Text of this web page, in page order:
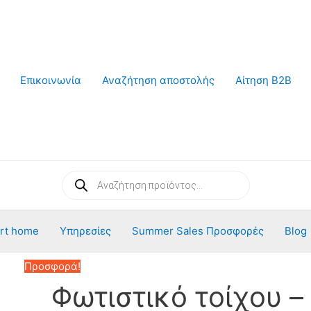
Επικοινωνία
Αναζήτηση αποστολής Αίτηση B2B
Products
search
home Υπηρεσίες Summer Sales Προσφορές Blog
Προσφορά!
Φωτιστικό τοίχου –